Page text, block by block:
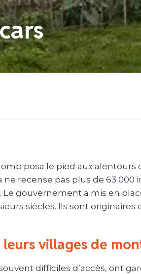
posa le pied aux alentours
ne recense pas plus de 63
gouvernement a mis en
siècles. Ils sont originaires
leurs villages de
difficiles d’accès, ont